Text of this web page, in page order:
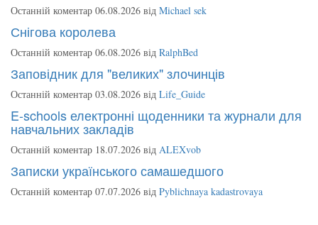
Останній коментар 06.08.2026 від Michael sek
Снігова королева
Останній коментар 06.08.2026 від RalphBed
Заповідник для "великих" злочинців
Останній коментар 03.08.2026 від Life_Guide
E-schools електронні щоденники та журнали для
навчальних закладів
Останній коментар 18.07.2026 від ALEXvob
Записки українського самашедшого
Останній коментар 07.07.2026 від Pyblichnaya kadastrovaya